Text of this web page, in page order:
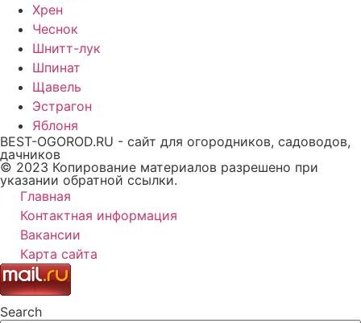
Хрен
Чеснок
Шнитт-лук
Шпинат
Щавель
Эстрагон
Яблоня
BEST-OGOROD.RU - сайт для огородников, садоводов,
дачников
© 2023 Копирование материалов разрешено при
указании обратной ссылки.
Главная
Контактная информация
Вакансии
Карта сайта
Search